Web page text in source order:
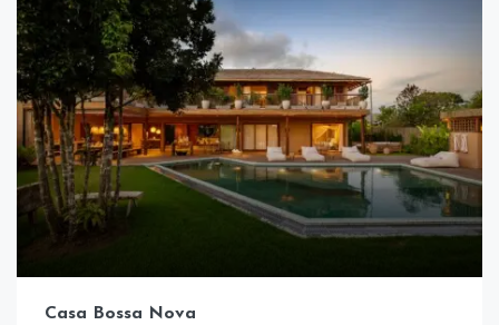
Casa Bossa Nova